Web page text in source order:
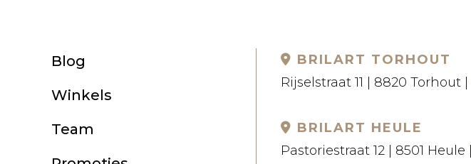
Blog
Winkels
Team
BRILART TORHOUT
Rijselstraat 11 | 8820 Torhout |
BRILART HEULE
Pastoriestraat 12 | 8501 Heule |